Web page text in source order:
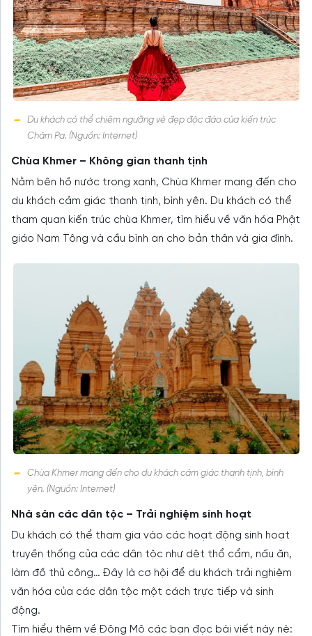
Du khách có thể chiêm ngưỡng vẻ đẹp độc đáo của kiến trúc
Chăm Pa. (Nguồn: Internet)
Chùa Khmer – Không gian thanh tịnh
Nằm bên hồ nước trong xanh, Chùa Khmer mang đến cho
du khách cảm giác thanh tịnh, bình yên. Du khách có thể
tham quan kiến trúc chùa Khmer, tìm hiểu về văn hóa Phật
giáo Nam Tông và cầu bình an cho bản thân và gia đình.
Chùa Khmer mang đến cho du khách cảm giác thanh tịnh, bình
yên. (Nguồn: Internet)
Nhà sàn các dân tộc – Trải nghiệm sinh hoạt
Du khách có thể tham gia vào các hoạt động sinh hoạt
truyền thống của các dân tộc như dệt thổ cẩm, nấu ăn,
làm đồ thủ công… Đây là cơ hội để du khách trải nghiệm
văn hóa của các dân tộc một cách trực tiếp và sinh
động.
Tìm hiểu thêm về Đông Mô các bạn đọc bài viết này nè: